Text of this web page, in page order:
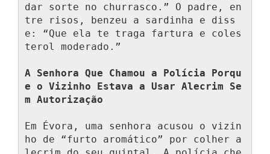
dar sorte no churrasco.” O padre, en
tre risos, benzeu a sardinha e diss
e: “Que ela te traga fartura e coles
terol moderado.”
A Senhora Que Chamou a Polícia Porqu
e o Vizinho Estava a Usar Alecrim Se
m Autorização
Em Évora, uma senhora acusou o vizin
ho de “furto aromático” por colher a